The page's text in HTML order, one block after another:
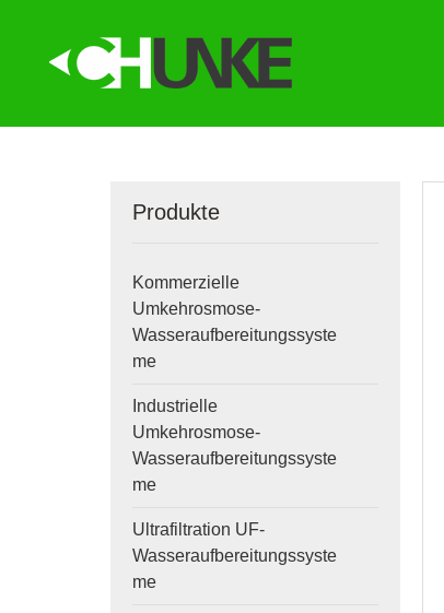
Produkte
Kommerzielle
Umkehrosmose-
Wasseraufbereitungssyste
me
Industrielle
Umkehrosmose-
Wasseraufbereitungssyste
me
Ultrafiltration UF-
Wasseraufbereitungssyste
me